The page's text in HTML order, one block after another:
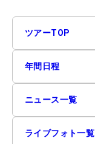
ツアーTOP
年間日程
ニュース一覧
ライブフォト一覧